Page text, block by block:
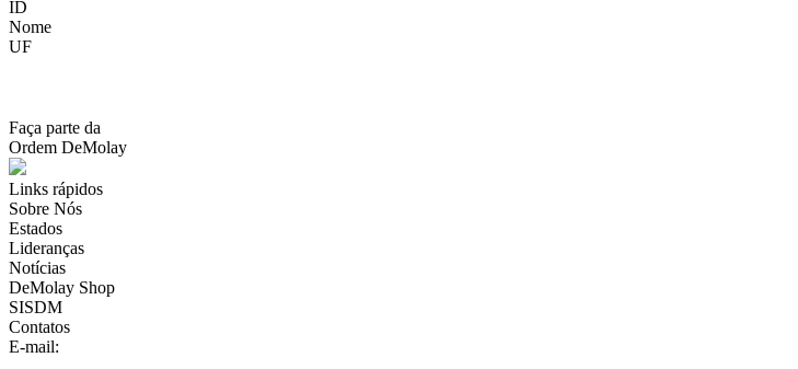
ID
Nome
UF
Faça parte da
Ordem DeMolay
Links rápidos
Sobre Nós
Estados
Lideranças
Notícias
DeMolay Shop
SISDM
Contatos
E-mail: